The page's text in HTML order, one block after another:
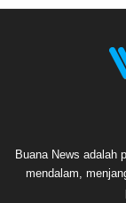
Buana News adalah
mendalam,